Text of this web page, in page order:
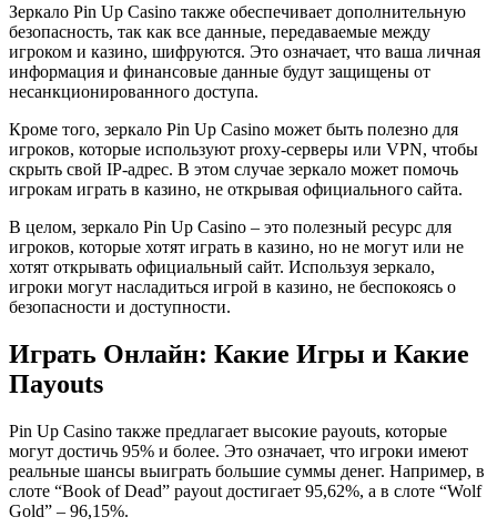
Зеркало Pin Up Casino также обеспечивает дополнительную
безопасность, так как все данные, передаваемые между
игроком и казино, шифруются. Это означает, что ваша личная
информация и финансовые данные будут защищены от
несанкционированного доступа.
Кроме того, зеркало Pin Up Casino может быть полезно для
игроков, которые используют proxy-серверы или VPN, чтобы
скрыть свой IP-адрес. В этом случае зеркало может помочь
игрокам играть в казино, не открывая официального сайта.
В целом, зеркало Pin Up Casino – это полезный ресурс для
игроков, которые хотят играть в казино, но не могут или не
хотят открывать официальный сайт. Используя зеркало,
игроки могут насладиться игрой в казино, не беспокоясь о
безопасности и доступности.
Играть Онлайн: Какие Игры и Какие
Пayouts
Pin Up Casino также предлагает высокие payouts, которые
могут достичь 95% и более. Это означает, что игроки имеют
реальные шансы выиграть большие суммы денег. Например, в
слоте “Book of Dead” payout достигает 95,62%, а в слоте “Wolf
Gold” – 96,15%.